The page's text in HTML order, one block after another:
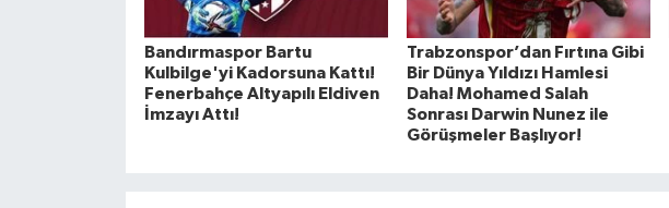
Bandırmaspor Bartu
Kulbilge'yi Kadorsuna Kattı!
Fenerbahçe Altyapılı Eldiven
İmzayı Attı!
Trabzonspor’dan Fırtına Gibi
Bir Dünya Yıldızı Hamlesi
Daha! Mohamed Salah
Sonrası Darwin Nunez ile
Görüşmeler Başlıyor!